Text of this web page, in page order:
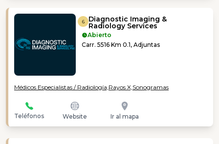
6 Diagnostic Imaging &
Radiology Services
Abierto
Carr. 5516 Km 0.1, Adjuntas
Médicos Especialistas / Radiología, Rayos X, Sonogramas
Teléfonos Website Ir al mapa